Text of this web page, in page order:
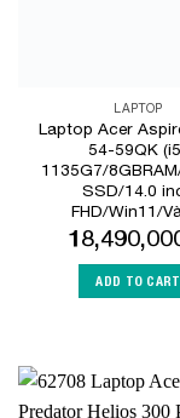
LAPTOP
Laptop Acer
54-59QK
1135G7/
SSD/14.0
FHD/Win11/
ADD TO CART